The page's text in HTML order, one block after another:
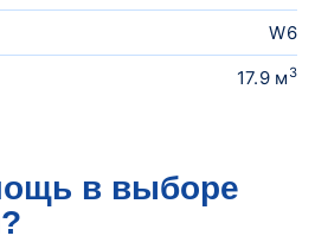
W6
17.9 м 3
в выборе